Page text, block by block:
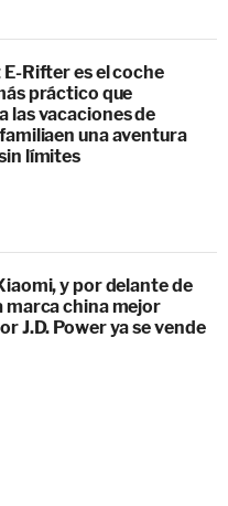
E-Rifter es el coche
práctico que
las vacaciones de
una aventura
límites
y por delante de
marca china mejor
J.D. Power ya se vende